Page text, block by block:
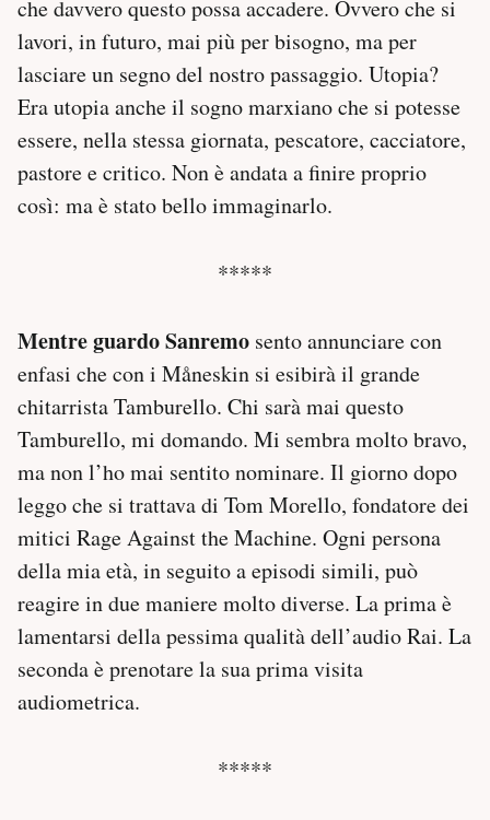
che davvero questo possa accadere. Ovvero che si
lavori, in futuro, mai più per bisogno, ma per
lasciare un segno del nostro passaggio. Utopia?
Era utopia anche il sogno marxiano che si potesse
essere, nella stessa giornata, pescatore, cacciatore,
pastore e critico. Non è andata a finire proprio
così: ma è stato bello immaginarlo.
*****
Mentre guardo Sanremo sento annunciare con
enfasi che con i Måneskin si esibirà il grande
chitarrista Tamburello. Chi sarà mai questo
Tamburello, mi domando. Mi sembra molto bravo,
ma non l’ho mai sentito nominare. Il giorno dopo
leggo che si trattava di Tom Morello, fondatore dei
mitici Rage Against the Machine. Ogni persona
della mia età, in seguito a episodi simili, può
reagire in due maniere molto diverse. La prima è
lamentarsi della pessima qualità dell’audio Rai. La
seconda è prenotare la sua prima visita
audiometrica.
*****